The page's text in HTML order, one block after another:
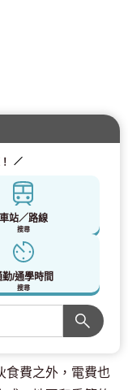
車站／路線
搜尋
勤/通學時間
搜尋
食費之外，電費也